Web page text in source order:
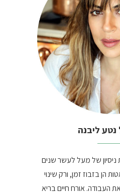
ליבנה
ניסיון של מעל לעשר שנים
הן בזבוז זמן, ורק שינוי
העבודה. אורח חיים בריא